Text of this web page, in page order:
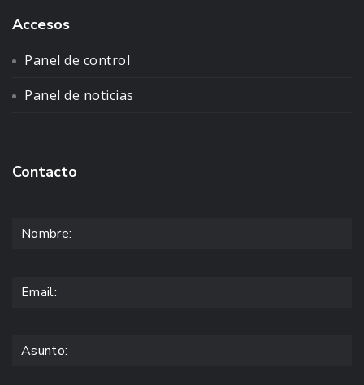
Accesos
Panel de control
Panel de noticias
Contacto